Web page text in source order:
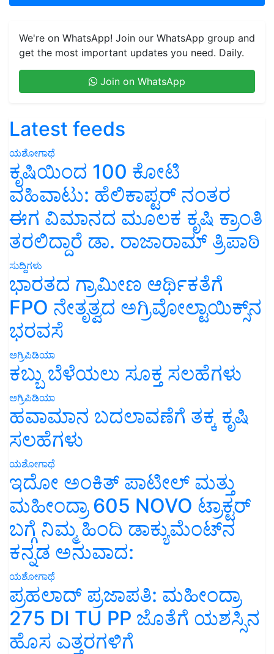
We're on WhatsApp! Join our WhatsApp group and
get the most important updates you need. Daily.
Join on WhatsApp
Latest feeds
ಯಶೋಗಾಥೆ
ಕೃಷಿಯಿಂದ 100 ಕೋಟಿ
ವಹಿವಾಟು: ಹೆಲಿಕಾಪ್ಟರ್ ನಂತರ
ಈಗ ವಿಮಾನದ ಮೂಲಕ ಕೃಷಿ ಕ್ರಾಂತಿ
ತರಲಿದ್ದಾರೆ ಡಾ. ರಾಜಾರಾಮ್ ತ್ರಿಪಾಠಿ
ಸುದ್ದಿಗಳು
ಭಾರತದ ಗ್ರಾಮೀಣ ಆರ್ಥಿಕತೆಗೆ
FPO ನೇತೃತ್ವದ ಅಗ್ರಿವೋಲ್ಟಾಯಿಕ್ಸ್‌ನ
ಭರವಸೆ
ಅಗ್ರಿಪಿಡಿಯಾ
ಕಬ್ಬು ಬೆಳೆಯಲು ಸೂಕ್ತ ಸಲಹೆಗಳು
ಅಗ್ರಿಪಿಡಿಯಾ
ಹವಾಮಾನ ಬದಲಾವಣೆಗೆ ತಕ್ಕ ಕೃಷಿ
ಸಲಹೆಗಳು
ಯಶೋಗಾಥೆ
ಇದೋ ಅಂಕಿತ್ ಪಾಟೀಲ್ ಮತ್ತು
ಮಹೀಂದ್ರಾ 605 NOVO ಟ್ರಾಕ್ಟರ್
ಬಗ್ಗೆ ನಿಮ್ಮ ಹಿಂದಿ ಡಾಕ್ಯುಮೆಂಟ್‌ನ
ಕನ್ನಡ ಅನುವಾದ:
ಯಶೋಗಾಥೆ
ಪ್ರಹಲಾದ್ ಪ್ರಜಾಪತಿ: ಮಹೀಂದ್ರಾ
275 DI TU PP ಜೊತೆಗೆ ಯಶಸ್ಸಿನ
ಹೊಸ ಎತ್ತರಗಳಿಗೆ